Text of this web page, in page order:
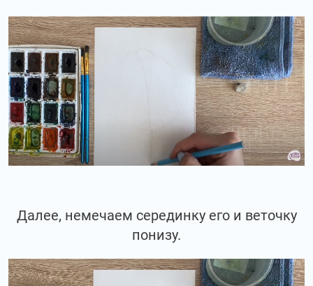
Далее, немечаем серединку его и веточку
понизу.